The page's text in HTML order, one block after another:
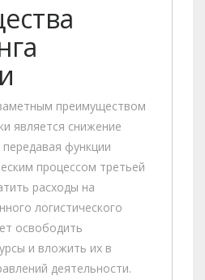
преимуществом
является снижение
функции
процессом третьей
расходы на
логистического
освободить
и вложить их в
деятельности.